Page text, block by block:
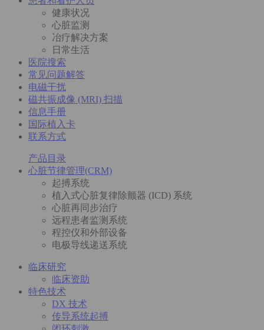
健康状况
心脏监测
冶疗解决方案
日常生活
医院搜索
常见问题解答
电磁干扰
磁共振成像 (MRI) 扫描
信息手册
国际植入卡
联系方式
产品目录
心脏节律管理(CRM)
起搏系统
植入式心脏复律除颤器 (ICD) 系统
心脏再同步治疗
远程患者监测系统
程控仪和外部设备
电极导线递送系统
临床研究
临床资助
特色技术
DX 技术
传导系统起搏